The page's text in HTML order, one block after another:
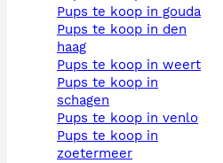
pups te koop in gouda
pups te koop in den
haag
pups te koop in weert
pups te koop in
schagen
pups te koop in venlo
pups te koop in
zoetermeer